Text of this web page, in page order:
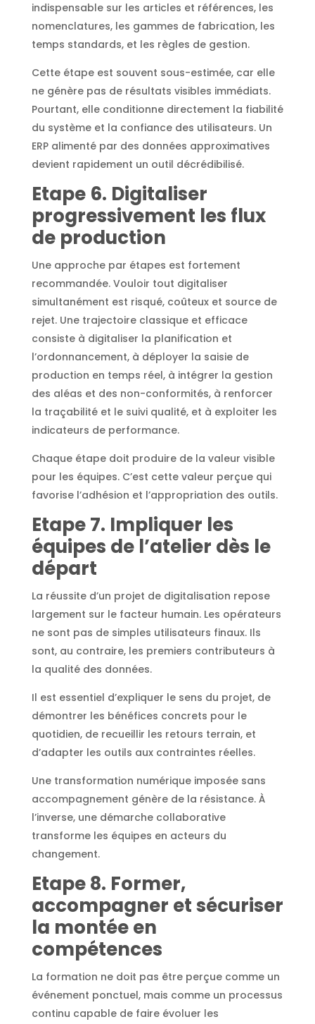
indispensable sur les articles et références, les
nomenclatures, les gammes de fabrication, les
temps standards, et les règles de gestion.
Cette étape est souvent sous-estimée, car elle
ne génère pas de résultats visibles immédiats.
Pourtant, elle conditionne directement la fiabilité
du système et la confiance des utilisateurs. Un
ERP alimenté par des données approximatives
devient rapidement un outil décrédibilisé.
Etape 6. Digitaliser
progressivement les flux
de production
Une approche par étapes est fortement
recommandée. Vouloir tout digitaliser
simultanément est risqué, coûteux et source de
rejet. Une trajectoire classique et efficace
consiste à digitaliser la planification et
l’ordonnancement, à déployer la saisie de
production en temps réel, à intégrer la gestion
des aléas et des non-conformités, à renforcer
la traçabilité et le suivi qualité, et à exploiter les
indicateurs de performance.
Chaque étape doit produire de la valeur visible
pour les équipes. C’est cette valeur perçue qui
favorise l’adhésion et l’appropriation des outils.
Etape 7. Impliquer les
équipes de l’atelier dès le
départ
La réussite d’un projet de digitalisation repose
largement sur le facteur humain. Les opérateurs
ne sont pas de simples utilisateurs finaux. Ils
sont, au contraire, les premiers contributeurs à
la qualité des données.
Il est essentiel d’expliquer le sens du projet, de
démontrer les bénéfices concrets pour le
quotidien, de recueillir les retours terrain, et
d’adapter les outils aux contraintes réelles.
Une transformation numérique imposée sans
accompagnement génère de la résistance. À
l’inverse, une démarche collaborative
transforme les équipes en acteurs du
changement.
Etape 8. Former,
accompagner et sécuriser
la montée en
compétences
La formation ne doit pas être perçue comme un
événement ponctuel, mais comme un processus
continu capable de faire évoluer les